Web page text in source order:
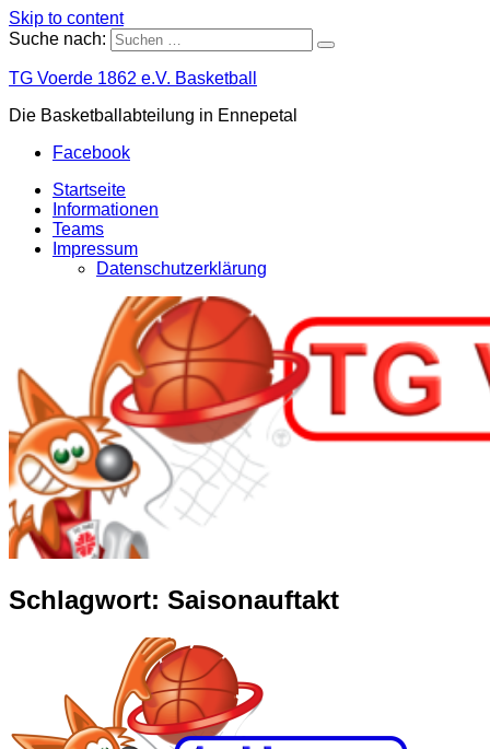
Skip to content
Suche nach:
TG Voerde 1862 e.V. Basketball
Die Basketballabteilung in Ennepetal
Facebook
Startseite
Informationen
Teams
Impressum
Datenschutzerklärung
Schlagwort: Saisonauftakt